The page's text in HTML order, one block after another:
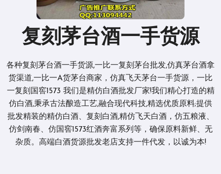
复刻茅台酒一手货源
各种复刻茅台酒一手货源,一比一复刻茅台批发,仿真茅台酒拿
货渠道,一比一A货茅台商家，仿真飞天茅台一手货源，一比
一复刻国窖1573 我们是精仿白酒批发厂家!我们精心打造的精
仿白酒,秉承古法酿造工艺,融合现代科技,精选优质原料;提供
批发精装的精仿白酒、复刻白酒,精仿飞天白酒，仿五粮液、
仿剑南春、仿国窖1573红酒奔富系列等，确保原料新鲜、无
杂质。高端白酒货源批发老店支持一件代发，以诚为本!